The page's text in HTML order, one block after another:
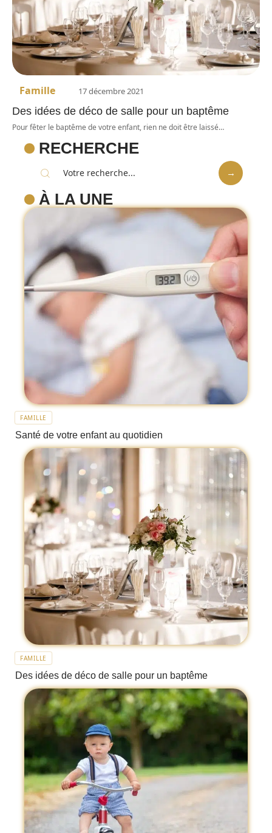
Famille 17 décembre 2021
Des idées de déco de salle pour un baptême
Pour fêter le baptême de votre enfant, rien ne doit être laissé…
RECHERCHE
À LA UNE
FAMILLE
Santé de votre enfant au quotidien
FAMILLE
Des idées de déco de salle pour un baptême